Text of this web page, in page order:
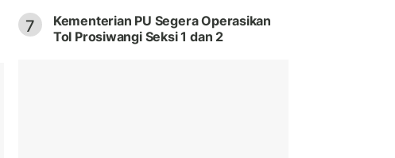
7
Kementerian PU Segera Operasikan
Tol Prosiwangi Seksi 1 dan 2